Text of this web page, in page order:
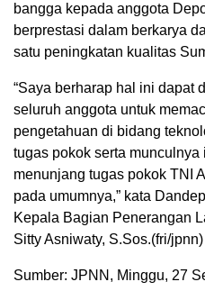
bangga kepada anggota
berprestasi dalam berkarya
satu peningkatan kualitas
“Saya berharap hal ini dapat
seluruh anggota untuk
pengetahuan di bidang
tugas pokok serta
menunjang tugas pokok TNI
pada umumnya,” kata
Kepala Bagian Penerangan
Sitty Asniwaty, S.Sos.(fri/jpnn)
Sumber: JPNN, Minggu, 27